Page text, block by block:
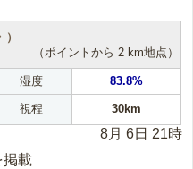
（ポイントから 2 km地点）
湿度 83.8%
視程 30km
8月 6日 21時
掲載